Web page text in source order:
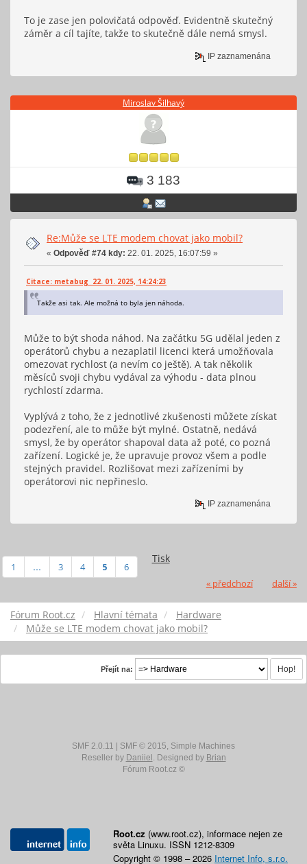
To je zase jen polovičatá odpověď. Evidentně skutečný
záměr a cíl tajíte, takže to skutečně dále nemá smysl.
IP zaznamenána
Miroslav Šilhavý
3 183
Re:Může se LTE modem chovat jako mobil?
« Odpověď #74 kdy: 22. 01. 2025, 16:07:59 »
Citace: metabug 22. 01. 2025, 14:24:23
Takže asi tak. Ale možná to byla jen náhoda.
Může to být shoda náhod. Na začátku 5G udělal jeden z
operátorů chybu a nezaplatil licenci která umožňovala
omezovat rychlost (a nevím co ještě). A tak několik
měsíců svoji chybu vydával za výhodu - data plnou
rychlostí zdarma.
Vyplývá z toho, že z jednotlivé zkušenosti můžete získat
podezření, ale to může být mylné. Ostatně, nedává
smysl, že by operátor shapoval data až poté, co pozná
zařízení. Logické je, že upravuje provoz všem a podle
stejných pravidel. Rozlišovat mezi zařízeními by
operátorovi nic nepřineslo.
IP zaznamenána
Tisk
1 ... 3 4 5 6
« předchozí další »
Fórum Root.cz Hlavní témata
Hardware
Může se LTE modem chovat jako mobil?
Přejít na:
SMF 2.0.11 SMF © 2015, Simple Machines
Reseller by Daniiel . Designed by Brian
Fórum Root.cz ©
Root.cz (www.root.cz), informace nejen ze
světa Linuxu. ISSN 1212-8309
Copyright © 1998 – 2026 Internet Info, s.r.o.